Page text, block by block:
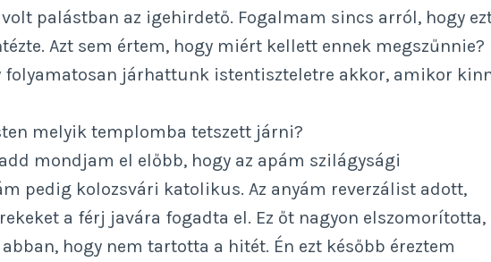
volt palástban az igehirdető. Fogalmam sincs arról, hogy
Azt sem értem, hogy miért kellett ennek megszűnnie?
folyamatosan járhattunk istentiszteletre akkor, amikor
melyik templomba tetszett járni?
mondjam el előbb, hogy az apám szilágysági
pedig kolozsvári katolikus. Az anyám reverzálist adott,
a férj javára fogadta el. Ez őt nagyon elszomorította,
hogy nem tartotta a hitét. Én ezt később éreztem